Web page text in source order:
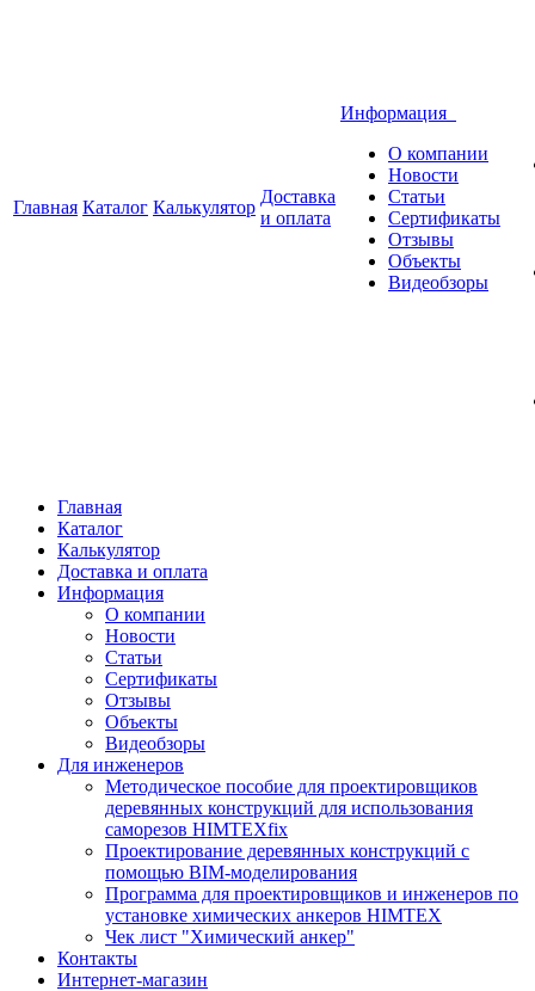
Главная Каталог Калькулятор
Доставка
и оплата
Информация
О компании
Новости
Статьи
Сертификаты
Отзывы
Объекты
Видеобзоры
Главная
Каталог
Калькулятор
Доставка и оплата
Информация
О компании
Новости
Статьи
Сертификаты
Отзывы
Объекты
Видеобзоры
Для инженеров
Методическое пособие для проектировщиков
деревянных конструкций для использования
саморезов HIMTEXfix
Проектирование деревянных конструкций с
помощью BIM-моделирования
Программа для проектировщиков и инженеров по
установке химических анкеров HIMTEX
Чек лист "Химический анкер"
Контакты
Интернет-магазин